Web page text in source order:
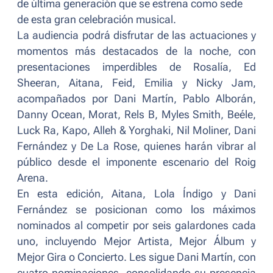
de última generación que se estrena como sede
de esta gran celebración musical.
La audiencia podrá disfrutar de las actuaciones y
momentos más destacados de la noche, con
presentaciones imperdibles de Rosalía, Ed
Sheeran, Aitana, Feid, Emilia y Nicky Jam,
acompañados por Dani Martín, Pablo Alborán,
Danny Ocean, Morat, Rels B, Myles Smith, Beéle,
Luck Ra, Kapo, Alleh & Yorghaki, Nil Moliner, Dani
Fernández y De La Rose, quienes harán vibrar al
público desde el imponente escenario del Roig
Arena.
En esta edición, Aitana, Lola Índigo y Dani
Fernández se posicionan como los máximos
nominados al competir por seis galardones cada
uno, incluyendo Mejor Artista, Mejor Álbum y
Mejor Gira o Concierto. Les sigue Dani Martín, con